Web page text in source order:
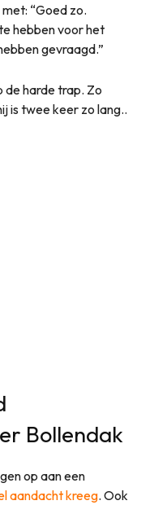
“Goed zo.
hebben voor het
gevraagd.”
de harde trap. Zo
is twee keer zo lang..
Bollendak
op aan een
aandacht kreeg. Ook